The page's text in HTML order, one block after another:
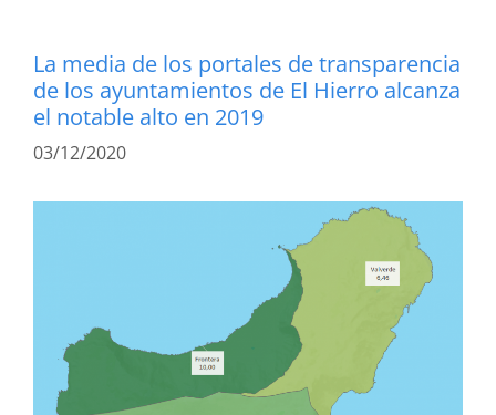
La media de los portales de transparencia
de los ayuntamientos de El Hierro alcanza
el notable alto en 2019
03/12/2020